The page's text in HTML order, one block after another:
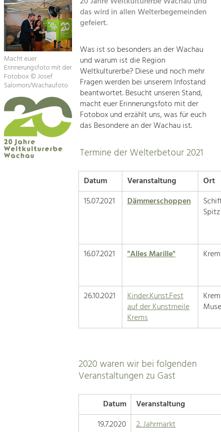
Kirchen am Fluss
Suche
Impressum
Kontakt
Macht euer
Erinnerungsfoto mit der
Fotobox © Josef
Salomon/Wachaufoto
das wird in allen Welterbegemeinden
gefeiert.
Was ist so besonders an der Wachau
und warum ist die Region
Weltkulturerbe? Diese und noch mehr
Fragen werden bei unserem Infostand
beantwortet. Besucht unseren Stand,
macht euer Erinnerungsfoto mit der
Fotobox und erzählt uns, was für euch
das Besondere an der Wachau ist.
Termine der Welterbetour 2021
Datum Veranstaltung
Ort
15.07.2021
Dämmerschoppen
16.07.2021 "Alles Marille"
26.10.2021
Kinder.Kunst.Fest
auf der Kunstmeile
Krems
2020 waren wir bei folgenden
Veranstaltungen zu Gast
Datum
Veranstaltung
19.7.2020
2. Jahrmarkt